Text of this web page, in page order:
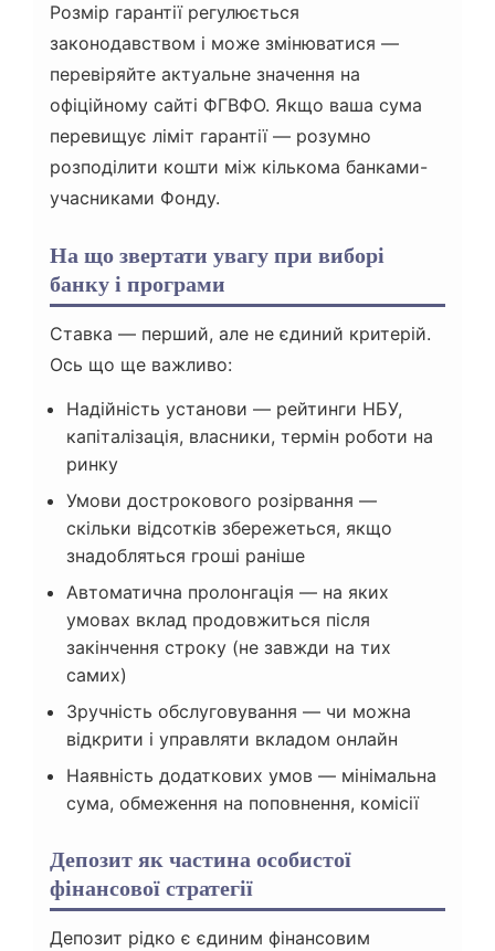
Розмір гарантії регулюється
законодавством і може змінюватися —
перевіряйте актуальне значення на
офіційному сайті ФГВФО. Якщо ваша сума
перевищує ліміт гарантії — розумно
розподілити кошти між кількома банками-
учасниками Фонду.
На що звертати увагу при виборі
банку і програми
Ставка — перший, але не єдиний критерій.
Ось що ще важливо:
Надійність установи — рейтинги НБУ,
капіталізація, власники, термін роботи на
ринку
Умови дострокового розірвання —
скільки відсотків збережеться, якщо
знадобляться гроші раніше
Автоматична пролонгація — на яких
умовах вклад продовжиться після
закінчення строку (не завжди на тих
самих)
Зручність обслуговування — чи можна
відкрити і управляти вкладом онлайн
Наявність додаткових умов — мінімальна
сума, обмеження на поповнення, комісії
Депозит як частина особистої
фінансової стратегії
Депозит рідко є єдиним фінансовим